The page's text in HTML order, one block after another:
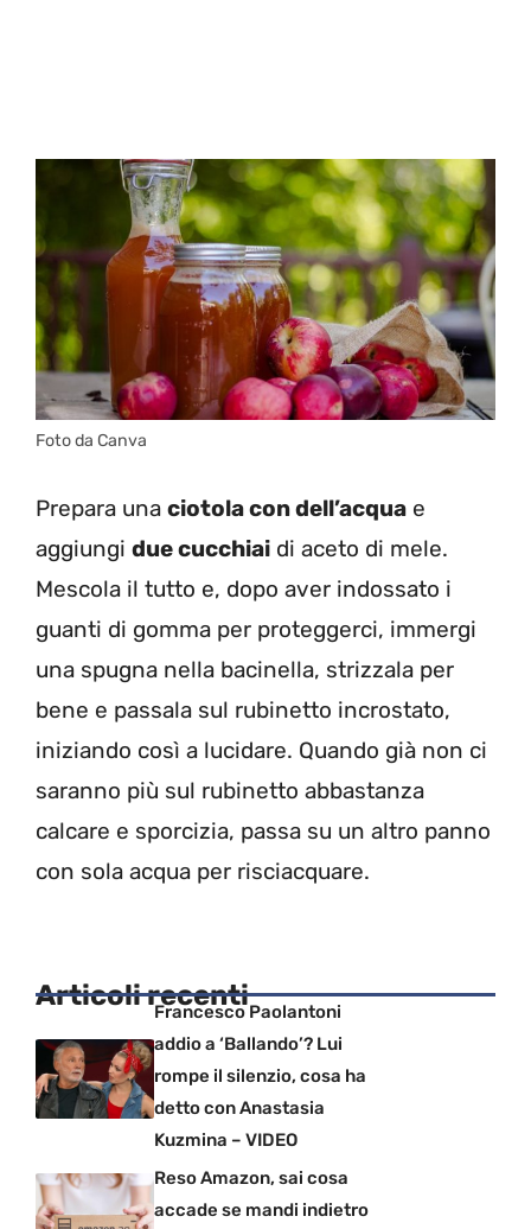
Foto da Canva
Prepara una ciotola con dell’acqua e
aggiungi due cucchiai di aceto di mele.
Mescola il tutto e, dopo aver indossato i
guanti di gomma per proteggerci, immergi
una spugna nella bacinella, strizzala per
bene e passala sul rubinetto incrostato,
iniziando così a lucidare. Quando già non ci
saranno più sul rubinetto abbastanza
calcare e sporcizia, passa su un altro panno
con sola acqua per risciacquare.
Articoli recentiFrancesco Paolantoni
addio a ‘Ballando’? Lui
rompe il silenzio, cosa ha
detto con Anastasia
Kuzmina – VIDEO
Reso Amazon, sai cosa
accade se mandi indietro